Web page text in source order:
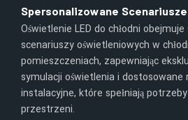
Spersonalizowane
Oświetlenie LED do chłodni
scenariuszy oświetleniowych w
pomieszczeniach, zapewniając
symulacji oświetlenia i dostosowane
instalacyjne, które spełniają
przestrzeni.